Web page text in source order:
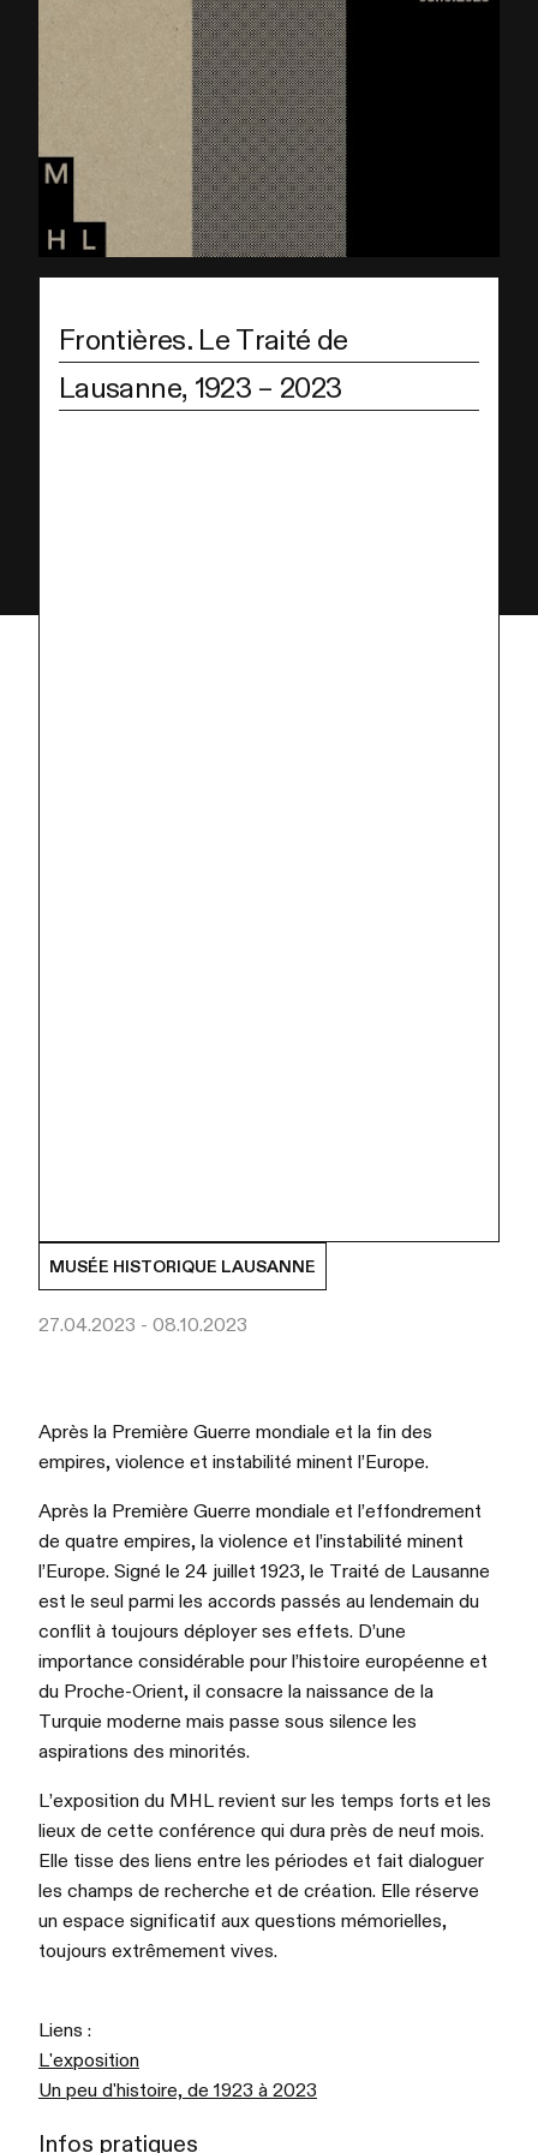
Frontières. Le Traité de
Lausanne, 1923 – 2023
MUSÉE HISTORIQUE LAUSANNE
27.04.2023 - 08.10.2023
Après la Première Guerre mondiale et la fin des
empires, violence et instabilité minent l’Europe.
Après la Première Guerre mondiale et l’effondrement
de quatre empires, la violence et l’instabilité minent
l’Europe. Signé le 24 juillet 1923, le Traité de Lausanne
est le seul parmi les accords passés au lendemain du
conflit à toujours déployer ses effets. D’une
importance considérable pour l’histoire européenne et
du Proche-Orient, il consacre la naissance de la
Turquie moderne mais passe sous silence les
aspirations des minorités.
L’exposition du MHL revient sur les temps forts et les
lieux de cette conférence qui dura près de neuf mois.
Elle tisse des liens entre les périodes et fait dialoguer
les champs de recherche et de création. Elle réserve
un espace significatif aux questions mémorielles,
toujours extrêmement vives.
Liens :
L'exposition
Un peu d'histoire, de 1923 à 2023
Infos pratiques